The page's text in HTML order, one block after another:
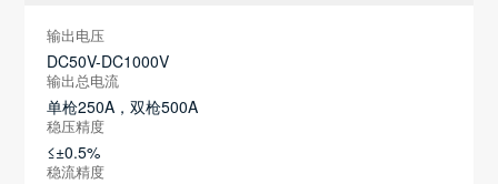
输出电压
DC50V-DC1000V
输出总电流
单枪250A，双枪500A
稳压精度
≤±0.5%
稳流精度